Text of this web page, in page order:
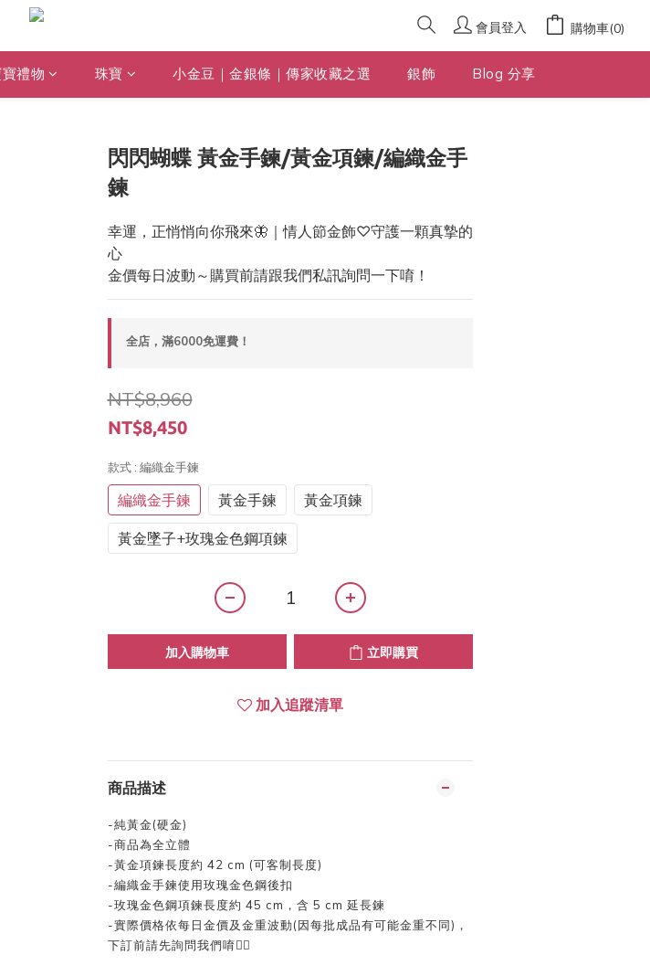
會員登入 購物車(0)
禮物 珠寶 小金豆｜金銀條｜傳家收藏之選 銀飾 Blog 分享
閃閃蝴蝶 黃金手鍊/黃金項鍊/編織金手
鍊
幸運，正悄悄向你飛來🦋｜情人節金飾♡守護一顆真摯的
心
金價每日波動～購買前請跟我們私訊詢問一下唷！
全店，滿6000免運費！
NT$8,960
NT$8,450
款式 : 編織金手鍊
編織金手鍊 黃金手鍊 黃金項鍊
黃金墜子+玫瑰金色鋼項鍊
加入購物車 立即購買
加入追蹤清單
商品描述
-純黃金(硬金)
-商品為全立體
-黃金項鍊長度約 42 cm (可客制長度)
-編織金手鍊使用玫瑰金色鋼後扣
-玫瑰金色鋼項鍊長度約 45 cm，含 5 cm 延長鍊
-實際價格依每日金價及金重波動(因每批成品有可能金重不同)，
下訂前請先詢問我們唷👍🏻